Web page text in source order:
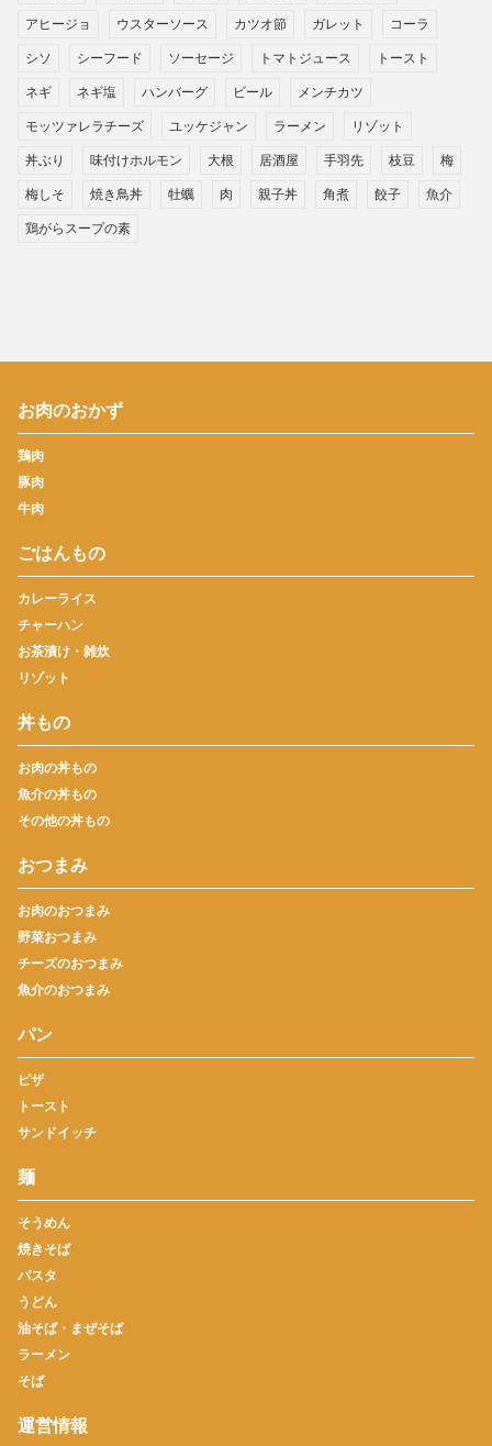
アヒージョ ウスターソース カツオ節 ガレット コーラ
シソ シーフード ソーセージ トマトジュース トースト
ネギ ネギ塩 ハンバーグ ビール メンチカツ
モッツァレラチーズ ユッケジャン ラーメン リゾット
丼ぶり 味付けホルモン 大根 居酒屋 手羽先 枝豆 梅
梅しそ 焼き鳥丼 牡蠣 肉 親子丼 角煮 餃子 魚介
鶏がらスープの素
お肉のおかず
鶏肉
豚肉
牛肉
ごはんもの
カレーライス
チャーハン
お茶漬け・雑炊
リゾット
丼もの
お肉の丼もの
魚介の丼もの
その他の丼もの
おつまみ
お肉のおつまみ
野菜おつまみ
チーズのおつまみ
魚介のおつまみ
パン
ピザ
トースト
サンドイッチ
麺
そうめん
焼きそば
パスタ
うどん
油そば・まぜそば
ラーメン
そば
運営情報